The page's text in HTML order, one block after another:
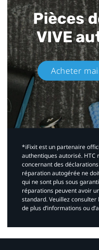
Pièces
VIVE
Acheter
*iFixit est un partenaire
authentiques autorisé. HTC
concernant des
réparation autogérée ne
qui ne sont plus sous
réparations peuvent avoir
standard. Veuillez consulter
de plus d’informations ou